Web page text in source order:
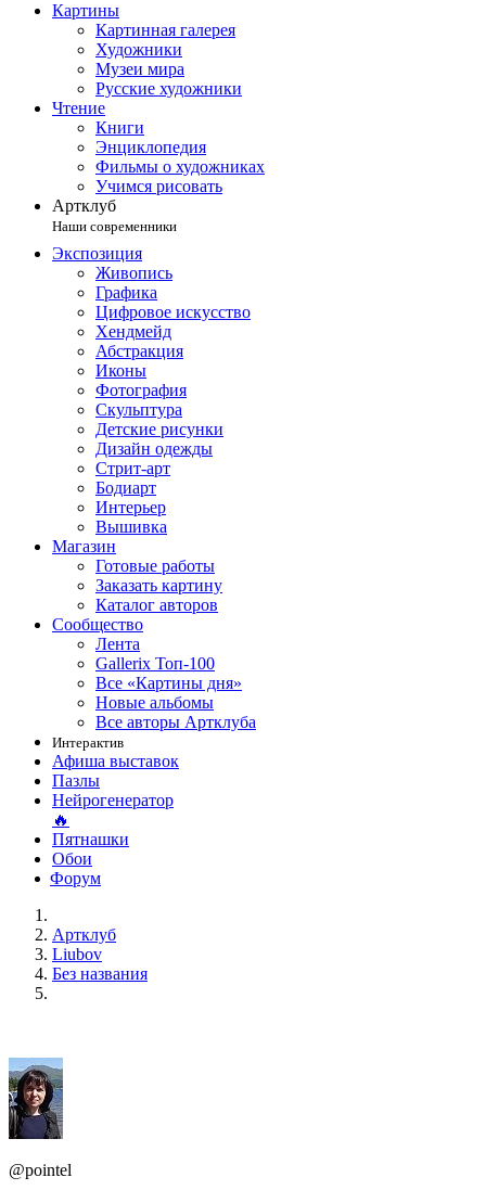
Картины
Картинная галерея
Художники
Музеи мира
Русские художники
Чтение
Книги
Энциклопедия
Фильмы о художниках
Учимся рисовать
Артклуб
Наши современники
Экспозиция
Живопись
Графика
Цифровое искусство
Хендмейд
Абстракция
Иконы
Фотография
Скульптура
Детские рисунки
Дизайн одежды
Стрит-арт
Бодиарт
Интерьер
Вышивка
Магазин
Готовые работы
Заказать картину
Каталог авторов
Сообщество
Лента
Gallerix Топ-100
Все «Картины дня»
Новые альбомы
Все авторы Артклуба
Интерактив
Афиша выставок
Пазлы
Нейрогенератор
🔥
Пятнашки
Обои
Форум
Артклуб
Liubov
Без названия
@pointel